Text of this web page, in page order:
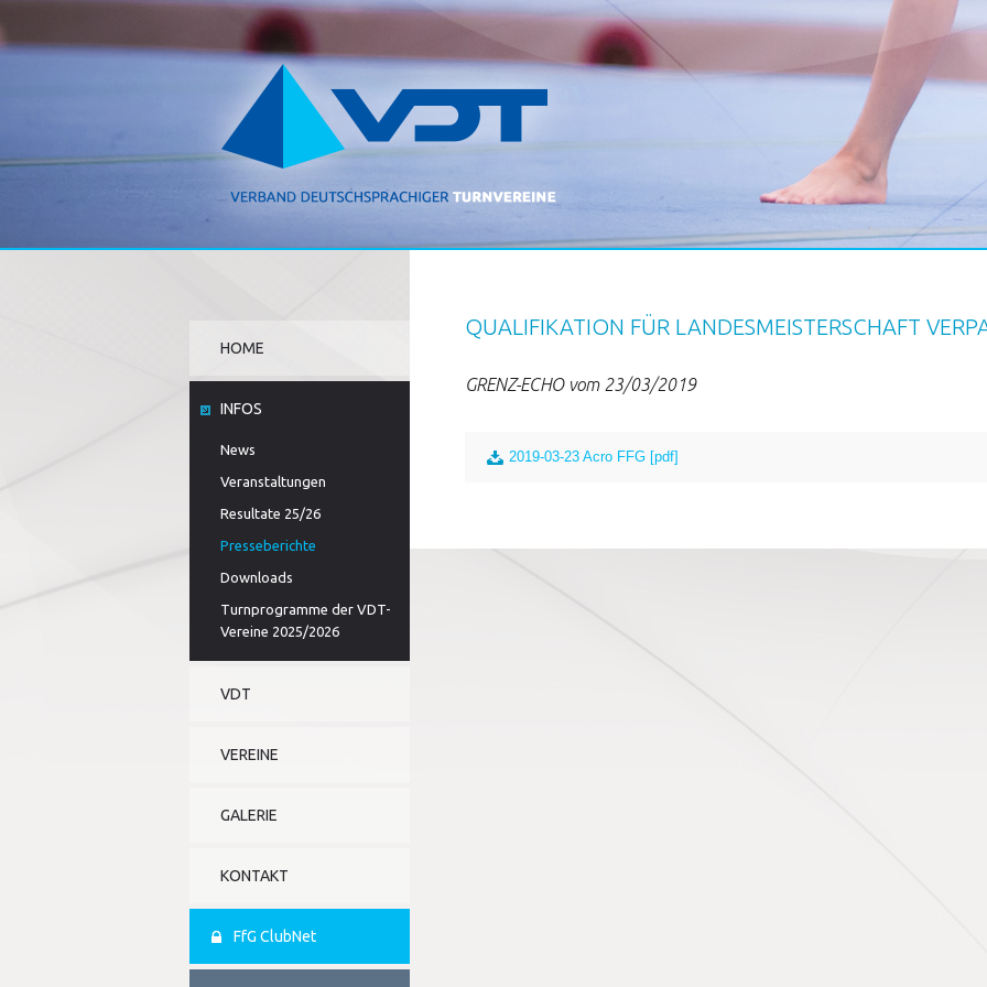
HOME
INFOS
News
Veranstaltungen
Resultate 25/26
Presseberichte
Downloads
Turnprogramme der VDT-
Vereine 2025/2026
VDT
VEREINE
GALERIE
KONTAKT
FfG ClubNet
QUALIFIKATION FÜR LANDESMEISTERSCHAFT
GRENZ-ECHO vom 23/03/2019
2019-03-23 Acro FFG [pdf]